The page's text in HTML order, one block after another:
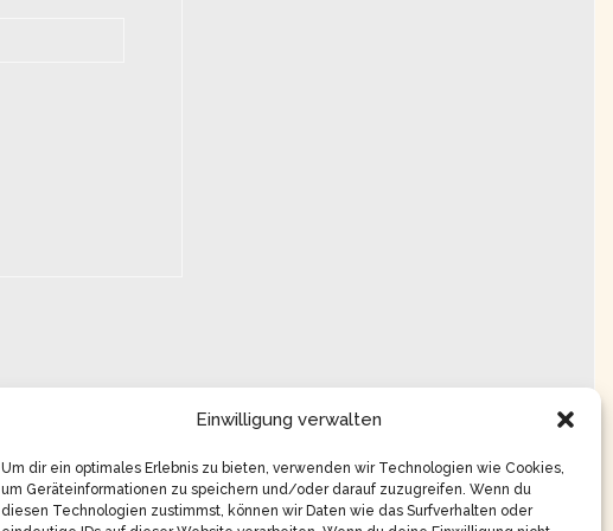
Einwilligung verwalten
Um dir ein optimales Erlebnis zu bieten, verwenden wir Technologien wie Cookies,
um Geräteinformationen zu speichern und/oder darauf zuzugreifen. Wenn du
diesen Technologien zustimmst, können wir Daten wie das Surfverhalten oder